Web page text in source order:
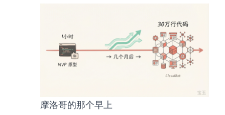
摩洛哥的那个早上